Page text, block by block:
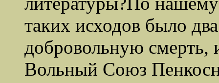
таких исходов было
добровольную смерть,
Вольный Союз